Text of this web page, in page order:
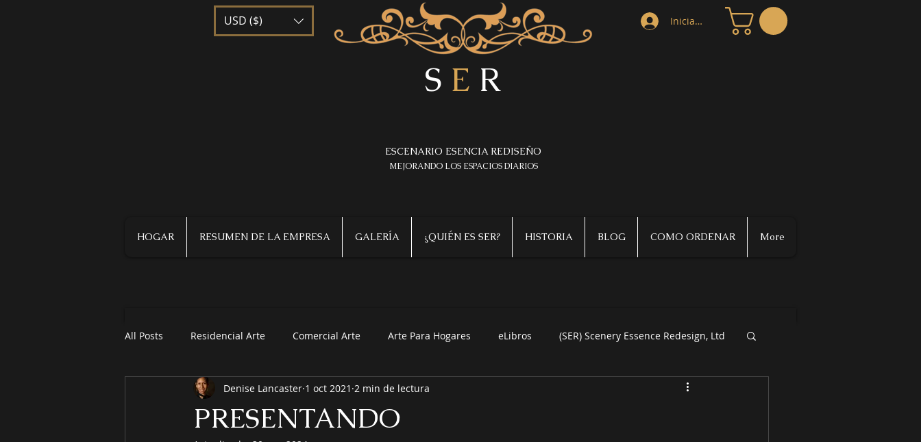
USD ($)
S E R
Iniciar sesión
ESCENARIO ESENCIA REDISEÑO
MEJORANDO LOS ESPACIOS DIARIOS
HOGAR RESUMEN DE LA EMPRESA GALERÍA ¿QUIÉN ES SER? HISTORIA BLOG COMO ORDENAR More
All Posts Residencial Arte Comercial Arte Arte Para Hogares eLibros (SER) Scenery Essence Redesign, Ltd
PRESENTANDO
Denise Lancaster 1 oct 2021 2 min de lectura